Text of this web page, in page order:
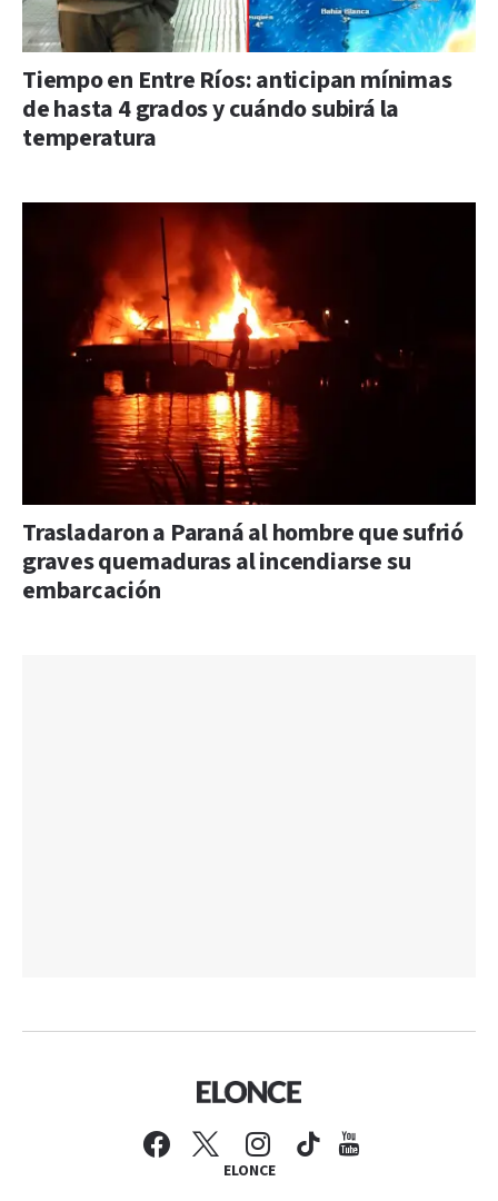
Tiempo en Entre Ríos: anticipan mínimas
de hasta 4 grados y cuándo subirá la
temperatura
Trasladaron a Paraná al hombre que sufrió
graves quemaduras al incendiarse su
embarcación
ELONCE